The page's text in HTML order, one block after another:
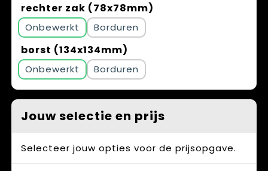
rechter zak (78x78mm)
Onbewerkt Borduren
borst (134x134mm)
Onbewerkt Borduren
Jouw selectie en prijs
Selecteer jouw opties voor de prijsopgave.